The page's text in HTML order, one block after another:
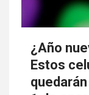
¿Año
Estos